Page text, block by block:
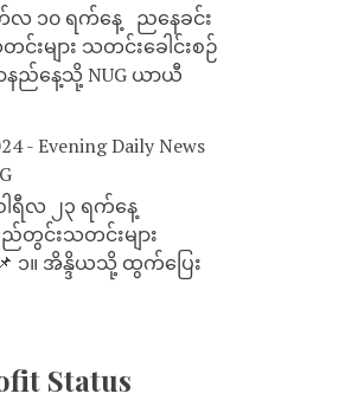
လ ၁၀ ရက်နေ့ ညနေခင်း
းများ သတင်းခေါင်းစဉ်
ာနည်နေ့သို့ NUG ယာယီ
- Evening Daily News
ါရီလ ၂၃ ရက်နေ့
တွင်းသတင်းများ
၁။ အိန္ဒိယသို့ ထွက်ပြေး
Status